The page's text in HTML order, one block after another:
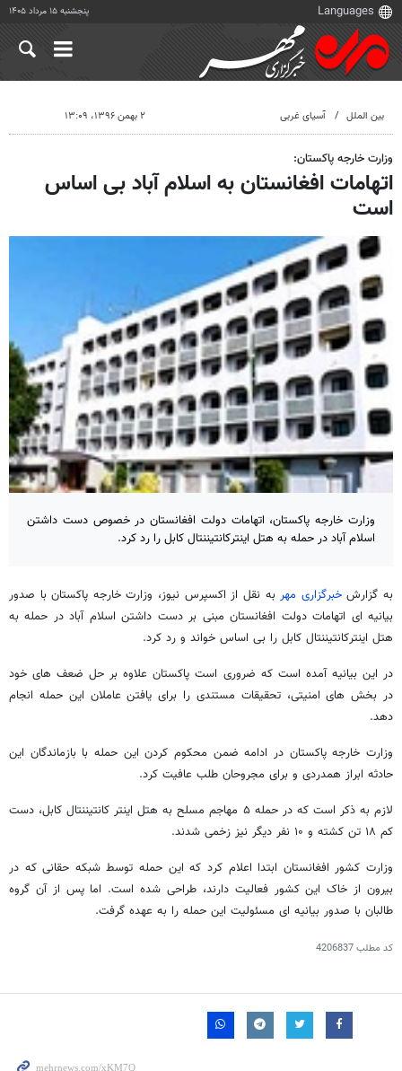
پنجشنبه ۱۵ مرداد ۱۴۰۵
بین الملل آسیای غربی ۲ بهمن ۱۳۹۶، ۱۳:۰۹
وزارت خارجه پاکستان:
اتهامات افغانستان به اسلام آباد بی اساس
است
وزارت خارجه پاکستان، اتهامات دولت افغانستان در خصوص دست داشتن
اسلام آباد در حمله به هتل اینترکانتیننتال کابل را رد کرد.
به گزارشخبرگزاری مهر به نقل از اکسپرس نیوز، وزارت خارجه پاکستان با صدور
بیانیه ای اتهامات دولت افغانستان مبنی بر دست داشتن اسلام آباد در حمله به
هتل اینترکانتیننتال کابل را بی اساس خواند و رد کرد.
در این بیانیه آمده است که ضروری است پاکستان علاوه بر حل ضعف های خود
در بخش های امنیتی، تحقیقات مستندی را برای یافتن عاملان این حمله انجام
دهد.
وزارت خارجه پاکستان در ادامه ضمن محکوم کردن این حمله با بازماندگان این
حادثه ابراز همدردی و برای مجروحان طلب عافیت کرد.
لازم به ذکر است که در حمله ۵ مهاجم مسلح به هتل اینتر کانتیننتال کابل، دست
کم ۱۸ تن کشته و ۱۰ نفر دیگر نیز زخمی شدند.
وزارت کشور افغانستان ابتدا اعلام کرد که این حمله توسط شبکه حقانی که در
بیرون از خاک این کشور فعالیت دارند، طراحی شده است. اما پس از آن گروه
طالبان با صدور بیانیه ای مسئولیت این حمله را به عهده گرفت.
کد مطلب4206837